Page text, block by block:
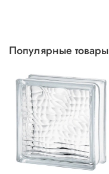
Популярные товары